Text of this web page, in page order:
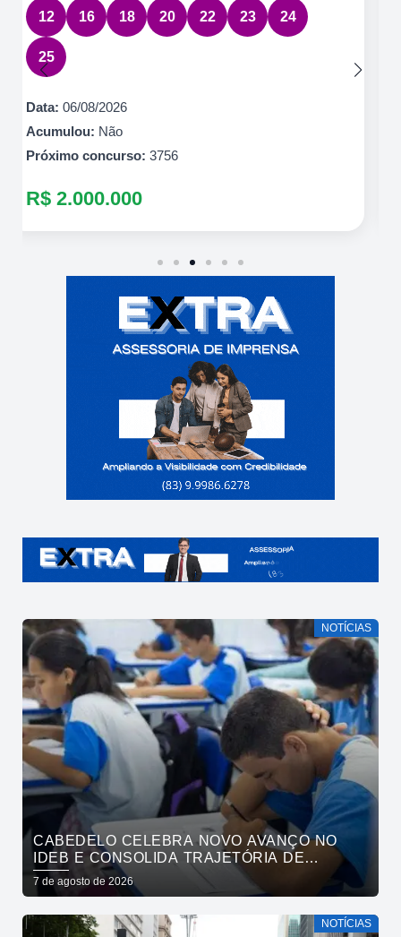
Data: 06/08/2026
Acumulou:
Próximo concurso:
R$ 600.000
NOTÍCIAS
CABEDELO CELEBRA NOVO AVANÇO NO
IDEB E CONSOLIDA TRAJETÓRIA DE
CRESCIMENTO NA EDUCAÇÃO PÚBLICA
7 de agosto de 2026
NOTÍCIAS